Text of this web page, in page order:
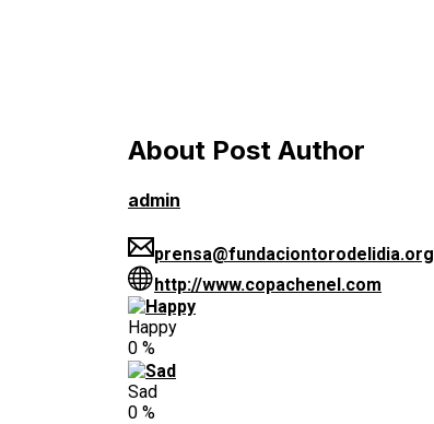
About Post Author
admin
prensa@fundaciontorodelidia.org
http://www.copachenel.com
Happy
0 %
Sad
0 %